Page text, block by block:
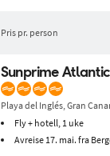
Pris pr. person
Sunprime
Playa del Inglés, Gran
Fly + hotell, 1 uke
Avreise 17. mai. fra